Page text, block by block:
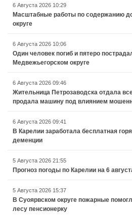
6 Августа 2026 10:29
Масштабные работы по содержанию
округе
6 Августа 2026 10:06
Один человек погиб и пятеро
Медвежьегорском округе
6 Августа 2026 09:46
Жительница Петрозаводска отдала
продала машину под влиянием
6 Августа 2026 09:41
В Карелии заработала бесплатная
деменции
5 Августа 2026 21:55
Прогноз погоды по Карелии на 6
5 Августа 2026 15:37
В Суоярвском округе пожарные
лесу пенсионерку